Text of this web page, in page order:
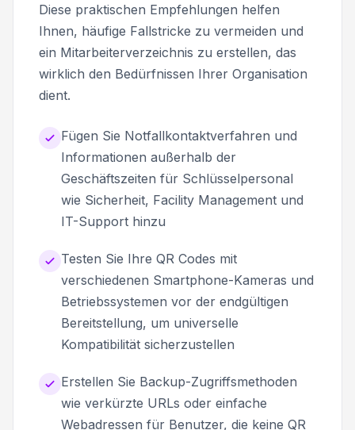
Diese praktischen Empfehlungen helfen
Ihnen, häufige Fallstricke zu vermeiden und
ein Mitarbeiterverzeichnis zu erstellen, das
wirklich den Bedürfnissen Ihrer Organisation
dient.
Fügen Sie Notfallkontaktverfahren und
Informationen außerhalb der
Geschäftszeiten für Schlüsselpersonal
wie Sicherheit, Facility Management und
IT-Support hinzu
Testen Sie Ihre QR Codes mit
verschiedenen Smartphone-Kameras und
Betriebssystemen vor der endgültigen
Bereitstellung, um universelle
Kompatibilität sicherzustellen
Erstellen Sie Backup-Zugriffsmethoden
wie verkürzte URLs oder einfache
Webadressen für Benutzer, die keine QR